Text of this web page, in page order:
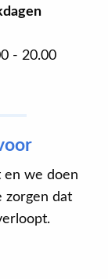
- 20.00
en we doen
zorgen dat